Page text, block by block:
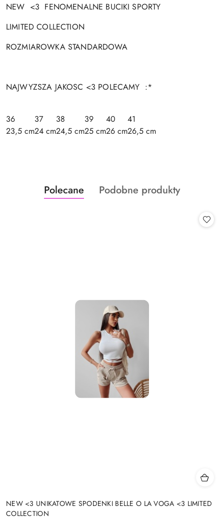
NEW <3 FENOMENALNE BUCIKI SPORTY
LIMITED COLLECTION
ROZMIAROWKA STANDARDOWA
NAJWYZSZA JAKOSC <3 POLECAMY :*
36 37 38 39 40
41
23,5 cm24 cm24,5 cm25 cm26 cm26,5 cm
Pomiń karuzelę produktów
Produkty
o
Polecane
Produkty
Podobne produkty
NEW <3 UNIKATOWE SPODENKI BELLE O LA VOGA <3 LIMITED
COLLECTION